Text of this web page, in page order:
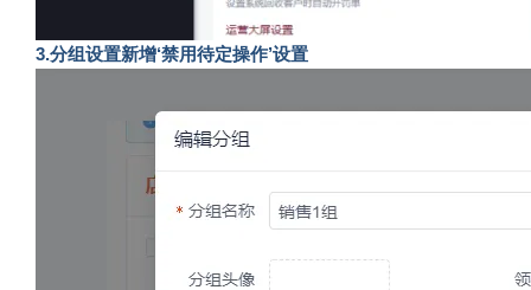
3.分组设置新增‘禁用待定操作’设置